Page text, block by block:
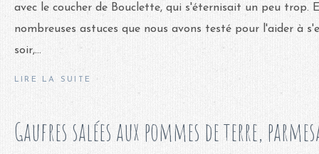
avec le coucher de Bouclette, qui s'éternisait un peu trop.
nombreuses astuces que nous avons testé pour l'aider à
soir,...
LIRE LA SUITE
Gaufres salées aux pommes de terre,